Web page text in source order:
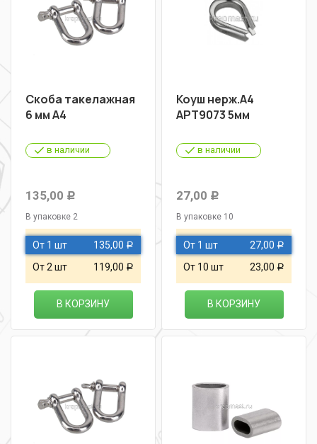
Скоба такелажная
6 мм А4
в наличии
135,00 Р
В упаковке 2
От 1 шт 135,00 Р
От 2 шт 119,00 Р
В КОРЗИНУ
Коуш нерж.А4
АРТ9073 5мм
в наличии
27,00 Р
В упаковке 10
От 1 шт 27,00 Р
От 10 шт 23,00 Р
В КОРЗИНУ